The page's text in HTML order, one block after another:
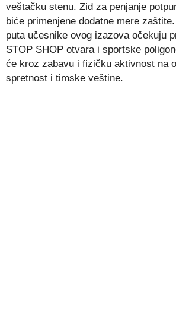
veštačku stenu. Zid za penjanje
biće primenjene dodatne mere
puta učesnike ovog izazova očekuju
STOP SHOP otvara i sportske
će kroz zabavu i fizičku aktivnost na
spretnost i timske veštine.